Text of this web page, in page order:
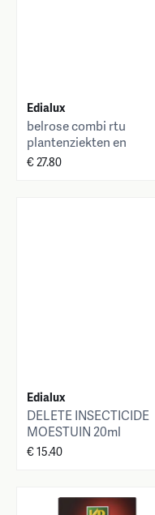
Edialux
belrose combi rtu
plantenziekten en
plaaginsecten
€ 27.80
Edialux
DELETE INSECTICIDE
MOESTUIN 20ml
€ 15.40